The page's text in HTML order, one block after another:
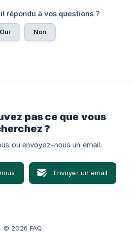
répondu à vos questions ?
Oui Non
pas ce que vous
?
ou envoyez-nous un email.
Envoyer un email
© 2026 FAQ